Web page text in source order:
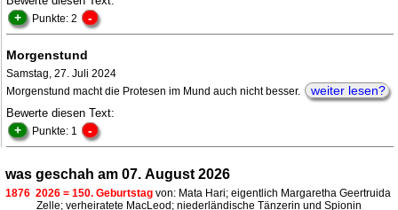
+ Punkte: 2 -
Morgenstund
Samstag, 27. Juli 2024
Morgenstund macht die Protesen im Mund auch nicht besser.
weiter lesen?
Bewerte diesen Text:
+ Punkte: 1 -
was geschah am 07. August 2026
1876 2026 = 150. Geburtstag von: Mata Hari; eigentlich Margaretha Geertruida
Zelle; verheiratete MacLeod; niederländische Tänzerin und Spionin